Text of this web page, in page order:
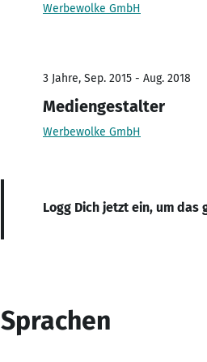
Werbewolke GmbH
3 Jahre, Sep. 2015 - Aug. 2018
Mediengestalter
Werbewolke GmbH
Logg Dich jetzt ein, um das
Sprachen